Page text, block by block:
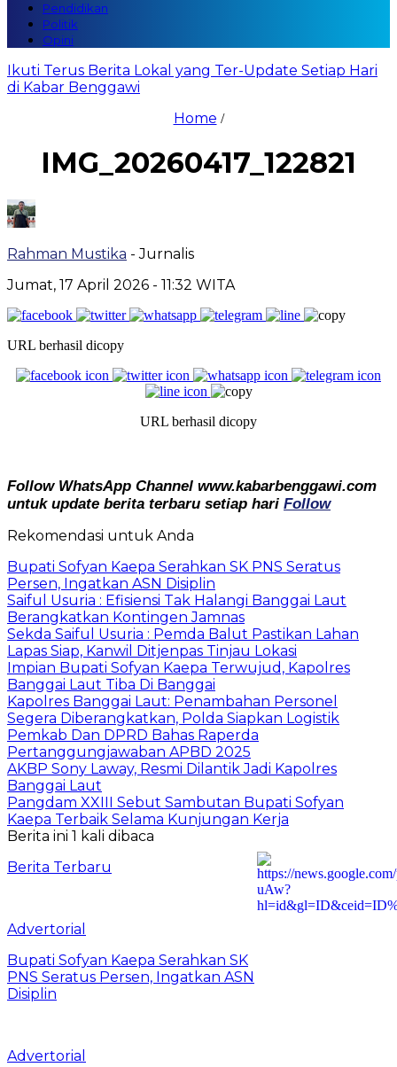
Pendidikan
Politik
Opini
Ikuti Terus Berita Lokal yang Ter-Update Setiap Hari
di Kabar Benggawi
Home /
IMG_20260417_122821
Rahman Mustika - Jurnalis
Jumat, 17 April 2026 - 11:32 WITA
URL berhasil dicopy
URL berhasil dicopy
Follow WhatsApp Channel www.kabarbenggawi.com
untuk update berita terbaru setiap hari Follow
Rekomendasi untuk Anda
Bupati Sofyan Kaepa Serahkan SK PNS Seratus
Persen, Ingatkan ASN Disiplin
Saiful Usuria : Efisiensi Tak Halangi Banggai Laut
Berangkatkan Kontingen Jamnas
Sekda Saiful Usuria : Pemda Balut Pastikan Lahan
Lapas Siap, Kanwil Ditjenpas Tinjau Lokasi
Impian Bupati Sofyan Kaepa Terwujud, Kapolres
Banggai Laut Tiba Di Banggai
Kapolres Banggai Laut: Penambahan Personel
Segera Diberangkatkan, Polda Siapkan Logistik
Pemkab Dan DPRD Bahas Raperda
Pertanggungjawaban APBD 2025
AKBP Sony Laway, Resmi Dilantik Jadi Kapolres
Banggai Laut
Pangdam XXIII Sebut Sambutan Bupati Sofyan
Kaepa Terbaik Selama Kunjungan Kerja
Berita ini 1 kali dibaca
Berita Terbaru
Advertorial
Bupati Sofyan Kaepa Serahkan SK
PNS Seratus Persen, Ingatkan ASN
Disiplin
Advertorial